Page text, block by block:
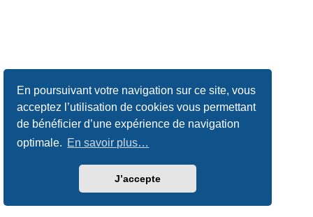
En poursuivant votre navigation sur ce site, vous
acceptez l’utilisation de cookies vous permettant
de bénéficier d’une expérience de navigation
optimale. En savoir plus…
J’accepte